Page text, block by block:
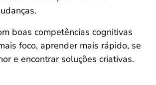
boas competências cognitivas
foco, aprender mais rápido, se
e encontrar soluções criativas.